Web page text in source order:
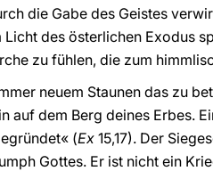
die Gabe des Geistes
des österlichen Exodus
zu fühlen, die zum
neuem Staunen das zu
auf dem Berg deines Erbes.
(Ex 15,17). Der
Gottes. Er ist nicht ein